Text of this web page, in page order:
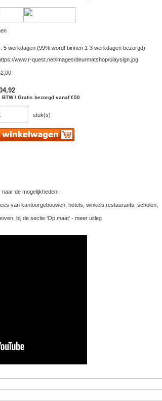
5 werkdagen (99% wordt binnen 1-3 werkdagen bezorgd)
BTW / Gratis bezorgd vanaf €50
stuk(s)
de mogelijkheden!
van kantoorgebouwen, hotels, winkels,restaurants, scholen,
bij de sectie 'Op maat' - meer uitleg